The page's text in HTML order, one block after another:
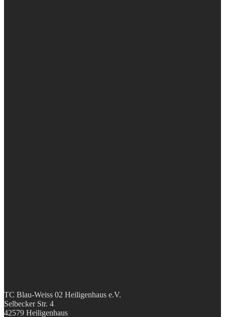
TC Blau-Weiss 02 Heiligenhaus e.V.
Selbecker Str. 4
42579 Heiligenhaus